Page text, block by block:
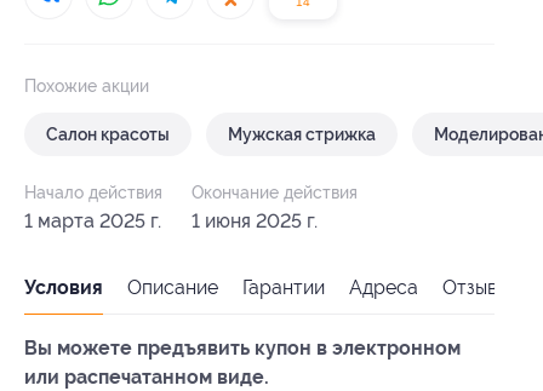
Похожие акции
Салон красоты Мужская стрижка
Начало действия
1 марта 2025 г.
Окончание действия
1 июня 2025 г.
Условия Описание Гарантии Адреса Отзывы
Вы можете предъявить купон в электронном
или распечатанном виде.